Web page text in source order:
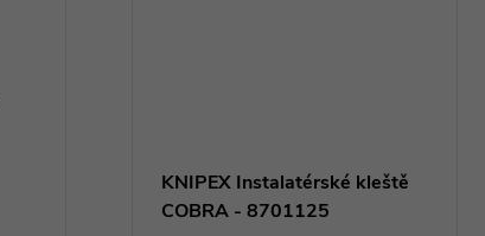
KNIPEX Instalatérské kleště
COBRA - 8701125